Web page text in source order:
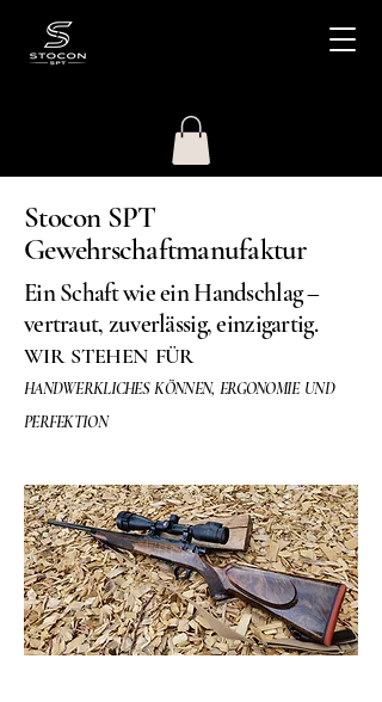
Stocon SPT
Gewehrschaftmanufaktur
Ein Schaft wie ein Handschlag –
vertraut, zuverlässig, einzigartig.
WIR STEHEN FÜR
HANDWERKLICHES KÖNNEN, ERGONOMIE UND
PERFEKTION